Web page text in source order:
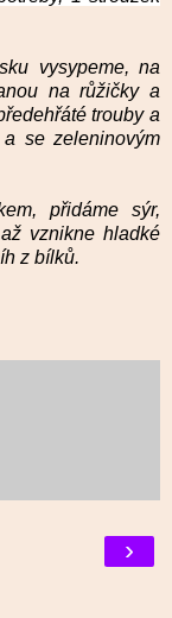
vysypeme, na
na růžičky a
trouby a
se zeleninovým
přidáme sýr,
vznikne hladké
z bílků.
›